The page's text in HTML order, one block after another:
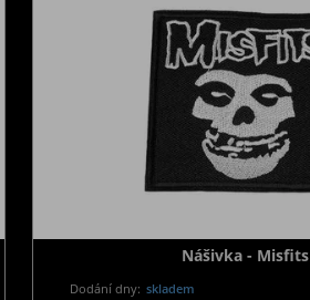
Nášivka - Misfits
Dodání dny: skladem